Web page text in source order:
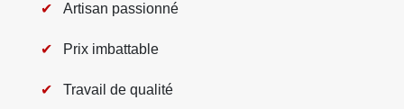
Artisan passionné
Prix imbattable
Travail de qualité